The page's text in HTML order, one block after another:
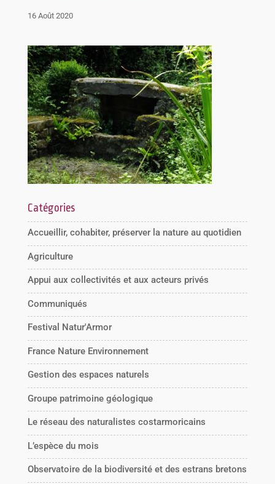
16 Août 2020
Catégories
Accueillir, cohabiter, préserver la nature au quotidien
Agriculture
Appui aux collectivités et aux acteurs privés
Communiqués
Festival Natur'Armor
France Nature Environnement
Gestion des espaces naturels
Groupe patrimoine géologique
Le réseau des naturalistes costarmoricains
L’espèce du mois
Observatoire de la biodiversité et des estrans bretons